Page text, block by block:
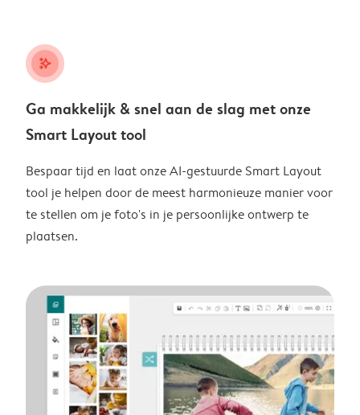
stars_plus
Ga makkelijk & snel aan de slag met onze
Smart Layout tool
Bespaar tijd en laat onze AI-gestuurde Smart Layout
tool je helpen door de meest harmonieuze manier voor
te stellen om je foto's in je persoonlijke ontwerp te
plaatsen.